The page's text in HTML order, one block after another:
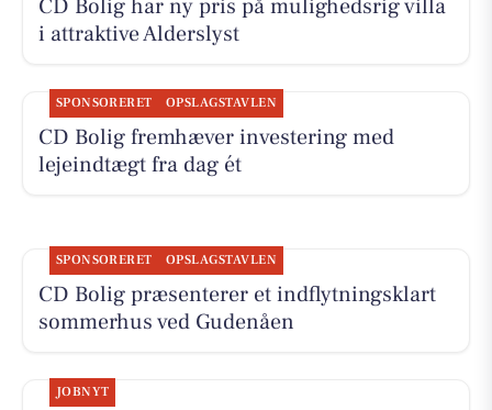
CD Bolig har ny pris på mulighedsrig villa
i attraktive Alderslyst
SPONSORERET OPSLAGSTAVLEN
CD Bolig fremhæver investering med
lejeindtægt fra dag ét
SPONSORERET OPSLAGSTAVLEN
CD Bolig præsenterer et indflytningsklart
sommerhus ved Gudenåen
JOBNYT